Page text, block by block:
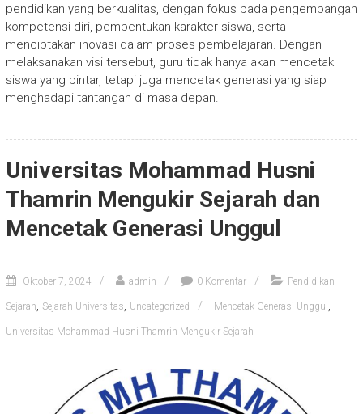
pendidikan yang berkualitas, dengan fokus pada pengembangan
kompetensi diri, pembentukan karakter siswa, serta
menciptakan inovasi dalam proses pembelajaran. Dengan
melaksanakan visi tersebut, guru tidak hanya akan mencetak
siswa yang pintar, tetapi juga mencetak generasi yang siap
menghadapi tantangan di masa depan.
Universitas Mohammad Husni
Thamrin Mengukir Sejarah dan
Mencetak Generasi Unggul
Oktober 7, 2024 admin 0 Komentar Pendidikan
Sejarah, Sejarah Universitas, Uncategorized Mencetak Generasi Unggul ,
Universitas Mohammad Husni Thamrin Mengukir Sejarah